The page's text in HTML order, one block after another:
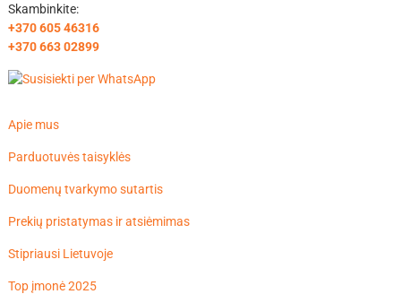
Skambinkite:
+370 605 46316
+370 663 02899
Apie mus
Parduotuvės taisyklės
Duomenų tvarkymo sutartis
Prekių pristatymas ir atsiėmimas
Stipriausi Lietuvoje
Top įmonė 2025